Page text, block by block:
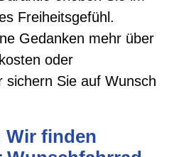
Freiheitsgefühl.
Gedanken mehr über
oder
sichern Sie auf Wunsch
Wir finden